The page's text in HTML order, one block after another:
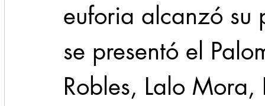
euforia alcanzó su
se presentó el
Robles, Lalo